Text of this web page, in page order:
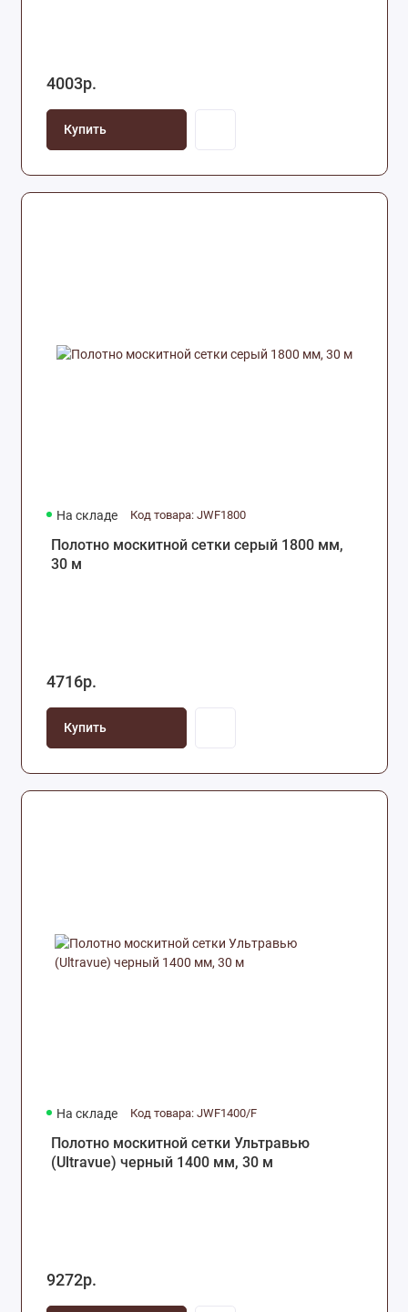
4003р.
Купить
На складе Код товара: JWF1800
Полотно москитной сетки серый 1800 мм,
30 м
4716р.
Купить
На складе Код товара: JWF1400/F
Полотно москитной сетки Ультравью
(Ultravue) черный 1400 мм, 30 м
9272р.